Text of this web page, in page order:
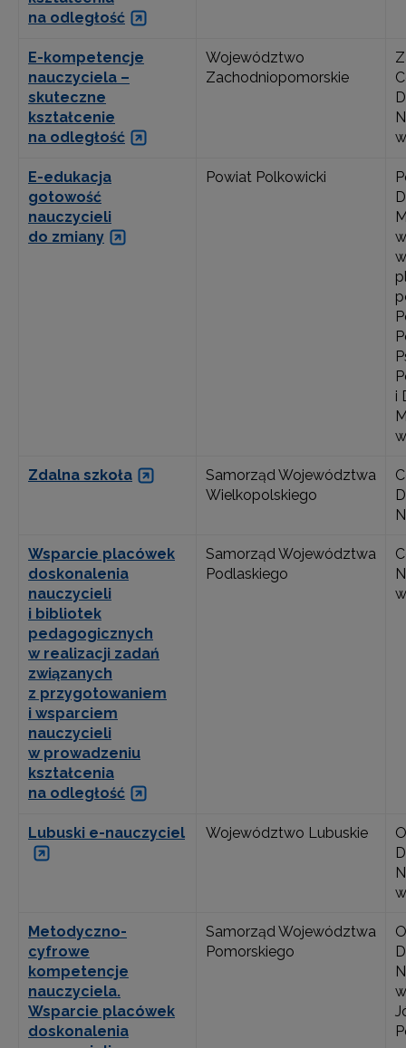
na odległość
E-kompetencje
nauczyciela –
skuteczne
kształcenie
na odległość
Województwo
Zachodniopomorskie
E-edukacja
gotowość
nauczycieli
do zmiany
Powiat Polkowicki
i
Zdalna szkoła
Samorząd Województwa
Wielkopolskiego
Wsparcie placówek
doskonalenia
nauczycieli
i bibliotek
pedagogicznych
w realizacji zadań
związanych
z przygotowaniem
i wsparciem
nauczycieli
w prowadzeniu
kształcenia
na odległość
Samorząd Województwa
Podlaskiego
Lubuski e-nauczyciel Województwo Lubuskie
Metodyczno-
cyfrowe
kompetencje
nauczyciela.
Wsparcie placówek
doskonalenia
Samorząd Województwa
Pomorskiego